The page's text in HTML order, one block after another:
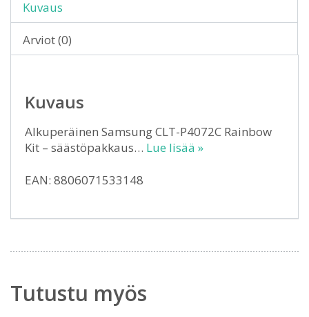
Kuvaus
Arviot (0)
Kuvaus
Alkuperäinen Samsung CLT-P4072C Rainbow
Kit – säästöpakkaus… Lue lisää »
EAN: 8806071533148
Tutustu myös